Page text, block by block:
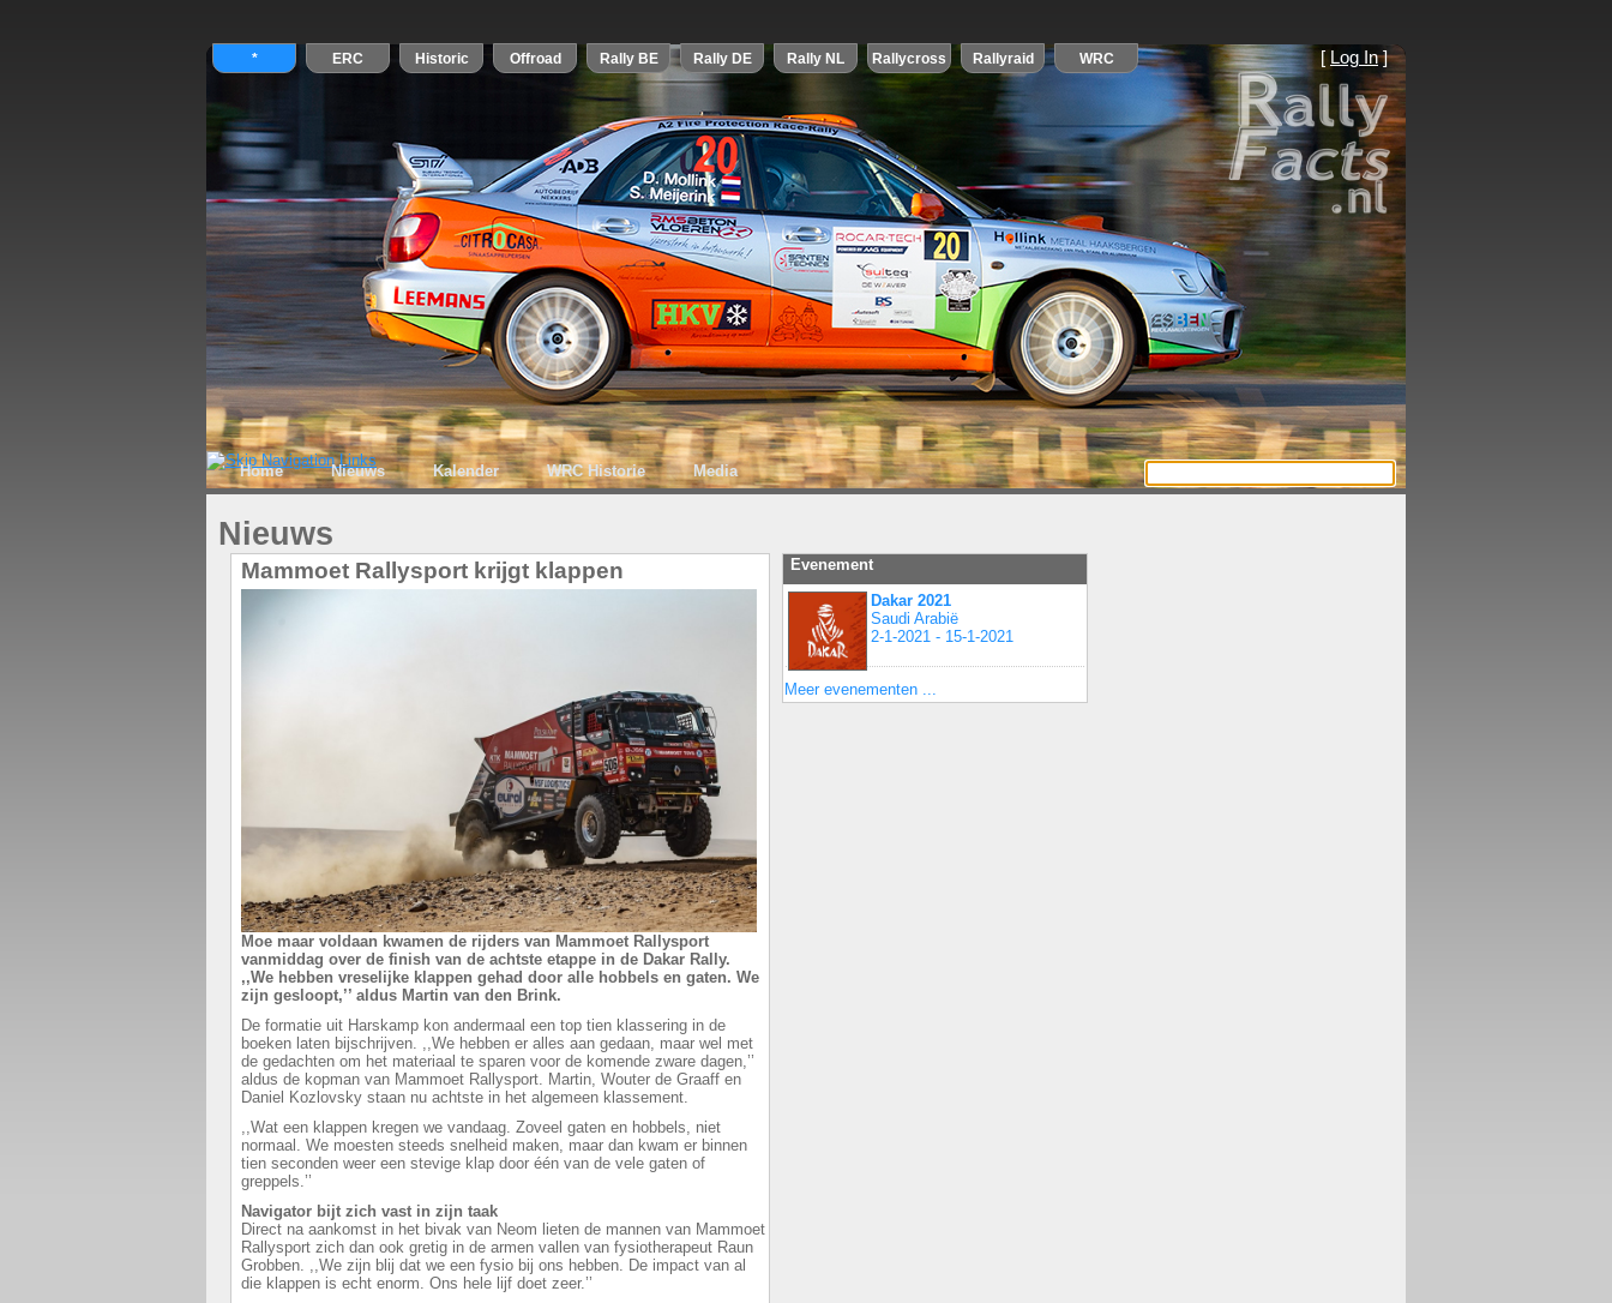
[ Log In]
Home Nieuws Kalender WRC Historie Media
Nieuws
Mammoet Rallysport krijgt klappen
Moe maar voldaan kwamen de rijders van Mammoet Rallysport
vanmiddag over de finish van de achtste etappe in de Dakar Rally.
,,We hebben vreselijke klappen gehad door alle hobbels en gaten. We
zijn gesloopt,’’ aldus Martin van den Brink.
De formatie uit Harskamp kon andermaal een top tien klassering in de
boeken laten bijschrijven. ,,We hebben er alles aan gedaan, maar wel met
de gedachten om het materiaal te sparen voor de komende zware dagen,’’
aldus de kopman van Mammoet Rallysport. Martin, Wouter de Graaff en
Daniel Kozlovsky staan nu achtste in het algemeen klassement.
,,Wat een klappen kregen we vandaag. Zoveel gaten en hobbels, niet
normaal. We moesten steeds snelheid maken, maar dan kwam er binnen
tien seconden weer een stevige klap door één van de vele gaten of
greppels.’’
Navigator bijt zich vast in zijn taak
Direct na aankomst in het bivak van Neom lieten de mannen van Mammoet
Rallysport zich dan ook gretig in de armen vallen van fysiotherapeut Raun
Grobben. ,,We zijn blij dat we een fysio bij ons hebben. De impact van al
die klappen is echt enorm. Ons hele lijf doet zeer.’’
Evenement
Dakar 2021
Saudi Arabië
2-1-2021 - 15-1-2021
Meer evenementen ...